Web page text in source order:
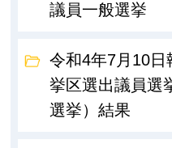
議員一般選挙
令和4年7月10
挙区選出議員選
選挙）結果